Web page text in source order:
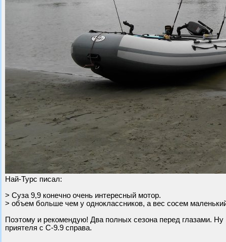
Най-Турс писал:
> Суза 9,9 конечно очень интересный мотор.
> объем больше чем у одноклассников, а вес сосем маленький
Поэтому и рекомендую! Два полных сезона перед глазами.
приятеля с С-9.9 справа.